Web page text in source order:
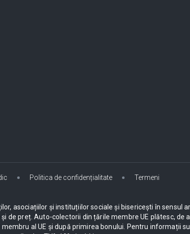
Politica de confidențialitate Termeni
asociațiilor și instituțiilor sociale și bisericești în sensul
de preț. Auto-colectorii din țările membre UE plătesc,
al UE și după primirea bonului. Pentru informații